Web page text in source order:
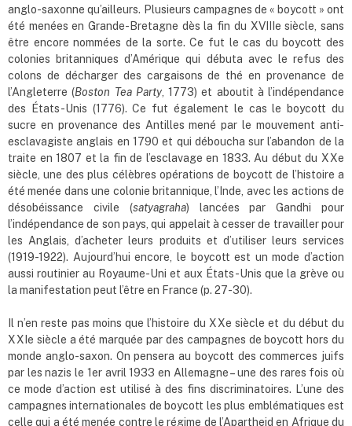
anglo-saxonne qu’ailleurs. Plusieurs campagnes de « boycott » ont
été menées en Grande-Bretagne dès la fin du XVIIIe siècle, sans
être encore nommées de la sorte. Ce fut le cas du boycott des
colonies britanniques d’Amérique qui débuta avec le refus des
colons de décharger des cargaisons de thé en provenance de
l’Angleterre (Boston Tea Party, 1773) et aboutit à l’indépendance
des États-Unis (1776). Ce fut également le cas le boycott du
sucre en provenance des Antilles mené par le mouvement anti-
esclavagiste anglais en 1790 et qui déboucha sur l’abandon de la
traite en 1807 et la fin de l’esclavage en 1833. Au début du XXe
siècle, une des plus célèbres opérations de boycott de l’histoire a
été menée dans une colonie britannique, l’Inde, avec les actions de
désobéissance civile (satyagraha) lancées par Gandhi pour
l’indépendance de son pays, qui appelait à cesser de travailler pour
les Anglais, d’acheter leurs produits et d’utiliser leurs services
(1919-1922). Aujourd’hui encore, le boycott est un mode d’action
aussi routinier au Royaume-Uni et aux États-Unis que la grève ou
la manifestation peut l’être en France (p. 27-30).
Il n’en reste pas moins que l’histoire du XXe siècle et du début du
XXIe siècle a été marquée par des campagnes de boycott hors du
monde anglo-saxon. On pensera au boycott des commerces juifs
par les nazis le 1er avril 1933 en Allemagne – une des rares fois où
ce mode d’action est utilisé à des fins discriminatoires. L’une des
campagnes internationales de boycott les plus emblématiques est
celle qui a été menée contre le régime de l’Apartheid en Afrique du